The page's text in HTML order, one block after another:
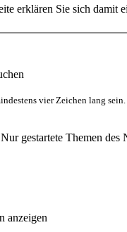
erklären Sie sich damit
vier Zeichen lang sein.
Nur gestartete Themen des
anzeigen